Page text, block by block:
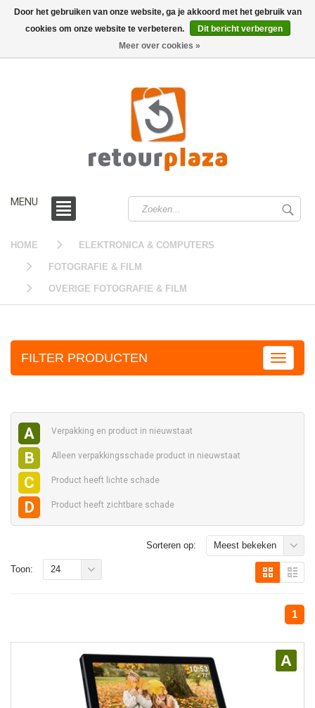
MENU
HOME ELEKTRONICA & COMPUTERS
FOTOGRAFIE & FILM
OVERIGE FOTOGRAFIE & FILM
FILTER PRODUCTEN
A Verpakking en product in nieuwstaat
B Alleen verpakkingsschade product in nieuwstaat
C Product heeft lichte schade
D Product heeft zichtbare schade
Sorteren op: Meest bekeken
1
Toon: 24
A
Door het gebruiken van onze website, ga je akkoord met het gebruik van
cookies om onze website te verbeteren.
Dit bericht verbergen
Meer over cookies »